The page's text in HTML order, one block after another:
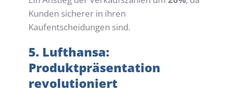
Kunden sicherer in ihren
Kaufentscheidungen sind.
5. Lufthansa:
Produktpräsentation
revolutioniert